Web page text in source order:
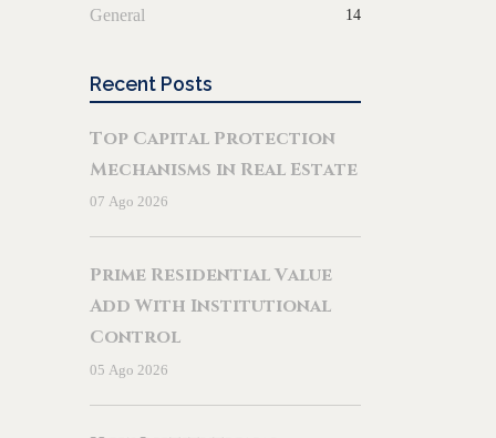
Inmobiliario
General 14
Recent Posts
Top Capital Protection
Mechanisms in Real Estate
07 Ago 2026
Prime Residential Value
Add With Institutional
Control
05 Ago 2026